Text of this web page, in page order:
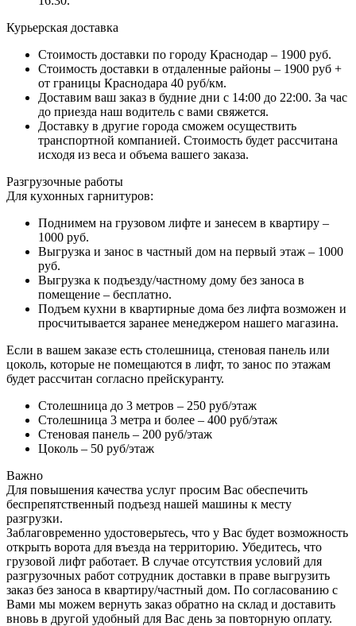
Курьерская доставка
Стоимость доставки по городу Краснодар – 1900 руб.
Стоимость доставки в отдаленные районы – 1900 руб +
от границы Краснодара 40 руб/км.
Доставим ваш заказ в будние дни с 14:00 до 22:00. За час
до приезда наш водитель с вами свяжется.
Доставку в другие города сможем осуществить
транспортной компанией. Стоимость будет рассчитана
исходя из веса и объема вашего заказа.
Разгрузочные работы
Для кухонных гарнитуров:
Поднимем на грузовом лифте и занесем в квартиру –
1000 руб.
Выгрузка и занос в частный дом на первый этаж – 1000
руб.
Выгрузка к подъезду/частному дому без заноса в
помещение – бесплатно.
Подъем кухни в квартирные дома без лифта возможен и
просчитывается заранее менеджером нашего магазина.
Если в вашем заказе есть столешница, стеновая панель или
цоколь, которые не помещаются в лифт, то занос по этажам
будет рассчитан согласно прейскуранту.
Столешница до 3 метров – 250 руб/этаж
Столешница 3 метра и более – 400 руб/этаж
Стеновая панель – 200 руб/этаж
Цоколь – 50 руб/этаж
Важно
Для повышения качества услуг просим Вас обеспечить
беспрепятственный подъезд нашей машины к месту
разгрузки.
Заблаговременно удостоверьтесь, что у Вас будет возможность
открыть ворота для въезда на территорию. Убедитесь, что
грузовой лифт работает. В случае отсутствия условий для
разгрузочных работ сотрудник доставки в праве выгрузить
заказ без заноса в квартиру/частный дом. По согласованию с
Вами мы можем вернуть заказ обратно на склад и доставить
вновь в другой удобный для Вас день за повторную оплату.